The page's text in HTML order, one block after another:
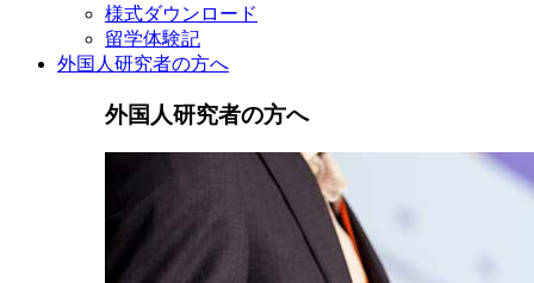
様式ダウンロード
留学体験記
外国人研究者の方へ
外国人研究者の方へ